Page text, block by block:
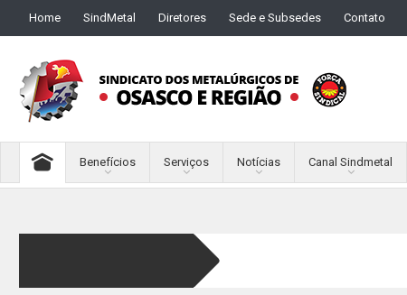
Home SindMetal Diretores Sede e Subsedes Contato
Benefícios Serviços Notícias Canal Sindmetal